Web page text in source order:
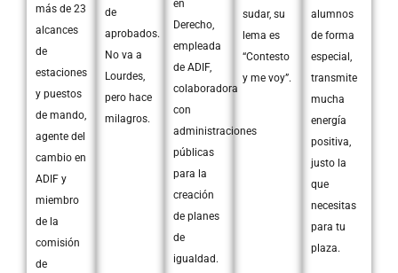
más de 23
alcances
de
estaciones
y puestos
de mando,
agente del
cambio en
ADIF y
miembro
de la
comisión
de
de
aprobados.
No va a
Lourdes,
pero hace
milagros.
en
Derecho,
empleada
de ADIF,
colaboradora
con
administraciones
públicas
para la
creación
de planes
de
igualdad.
sudar, su
lema es
“Contesto
y me voy”.
alumnos
de forma
especial,
transmite
mucha
energía
positiva,
justo la
que
necesitas
para tu
plaza.